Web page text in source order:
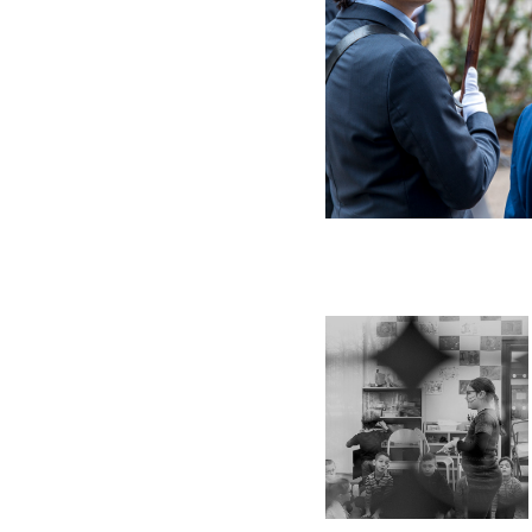
2018
Vie d'une MJC
Reportage
institutionnel sur la
vie d'une MJC avec
ses différentes
activités - Saint-
Genis-Laval, Grand
Lyon, France
Saint-Genis-Laval /
B612